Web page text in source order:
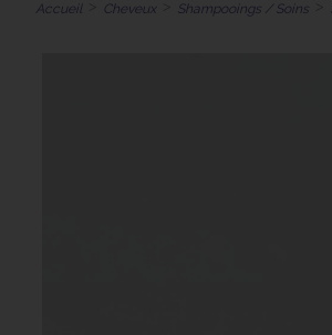
Accueil Cheveux Shampooings / Soins